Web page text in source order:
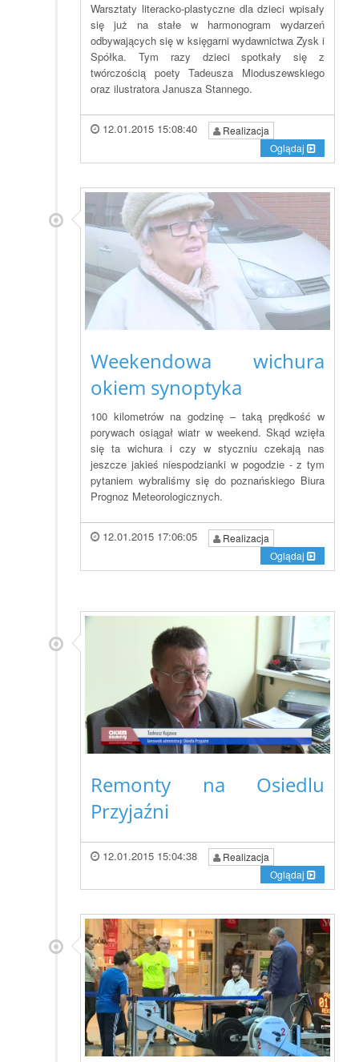
Warsztaty literacko-plastyczne dla dzieci wpisały
się już na stałe w harmonogram wydarzeń
odbywających się w księgarni wydawnictwa Zysk i
Spółka. Tym razy dzieci spotkały się z
twórczością poety Tadeusza Mioduszewskiego
oraz ilustratora Janusza Stannego.
12.01.2015 15:08:40
Realizacja
Oglądaj
Weekendowa wichura
okiem synoptyka
100 kilometrów na godzinę – taką prędkość w
porywach osiągał wiatr w weekend. Skąd wzięła
się ta wichura i czy w styczniu czekają nas
jeszcze jakieś niespodzianki w pogodzie - z tym
pytaniem wybraliśmy się do poznańskiego Biura
Prognoz Meteorologicznych.
12.01.2015 17:06:05
Realizacja
Oglądaj
Remonty na Osiedlu
Przyjaźni
12.01.2015 15:04:38
Realizacja
Oglądaj